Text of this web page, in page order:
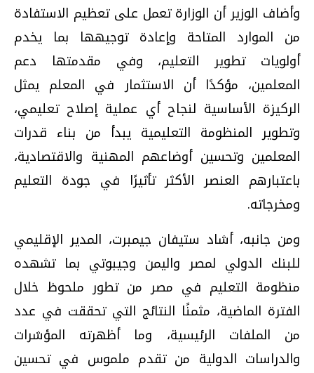
وأضاف الوزير أن الوزارة تعمل على تعظيم الاستفادة
من الموارد المتاحة وإعادة توجيهها بما يخدم
أولويات تطوير التعليم، وفي مقدمتها دعم
المعلمين، مؤكدًا أن الاستثمار في المعلم يمثل
الركيزة الأساسية لنجاح أي عملية إصلاح تعليمي،
وتطوير المنظومة التعليمية يبدأ من بناء قدرات
المعلمين وتحسين أوضاعهم المهنية والاقتصادية،
باعتبارهم العنصر الأكثر تأثيرًا في جودة التعليم
ومخرجاته.
ومن جانبه، أشاد ستيفان جيمبرت، المدير الإقليمي
للبنك الدولي لمصر واليمن وجيبوتي بما تشهده
منظومة التعليم في مصر من تطور ملحوظ خلال
الفترة الماضية، مثمنًا النتائج التي تحققت في عدد
من الملفات الرئيسية، وما أظهرته المؤشرات
والدراسات الدولية من تقدم ملموس في تحسين